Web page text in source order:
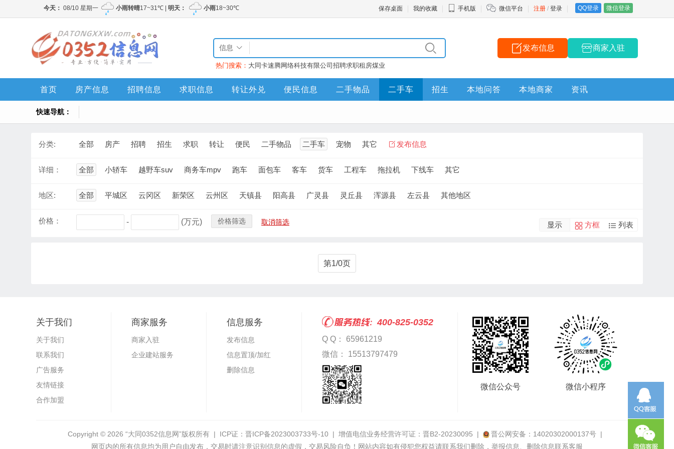
注册 / 登录 QQ登录 微信登录
保存桌面 我的收藏 手机版 微信平台
信息
热门搜索： 大同卡速腾网络科技有限公司 招聘求职租房煤业
发布信息 商家入驻
首页 房产信息 招聘信息 求职信息 转让外兑 便民信息 二手物品 二手车 招生 本地问答 本地商家 资讯
快速导航：
分类: 全部 房产 招聘 招生 求职 转让 便民 二手物品 二手车 宠物 其它 发布信息
详细： 全部 小轿车 越野车suv 商务车mpv 跑车 面包车 客车 货车 工程车 拖拉机 下线车 其它
地区: 全部 平城区 云冈区 新荣区 云州区 天镇县 阳高县 广灵县 灵丘县 浑源县 左云县 其他地区
价格： - (万元) 价格筛选 取消筛选 显示 方框 列表
第1/0页
关于我们
关于我们
联系我们
广告服务
友情链接
合作加盟
商家服务
商家入驻
企业建站服务
信息服务
发布信息
信息置顶/加红
删除信息
400-825-0352
Q Q： 65961219
微信： 15513797479
微信公众号 微信小程序
Copyright © 2026“大同0352信息网”版权所有 | ICP证：晋ICP备2023003733号-10 | 增值电信业务经营许可证：晋B2-20230095 | 晋公网安备： 14020302000137号|
网页内的所有信息均为用户自由发布，交易时请注意识别信息的虚假，交易风险自负！网站内容如有侵犯您权益请联系我们删除，举报信息、删除信息联系客服